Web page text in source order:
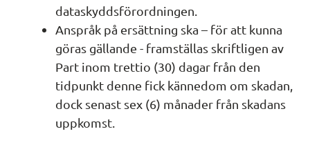
dataskyddsförordningen.
Anspråk på ersättning ska – för att kunna
göras gällande - framställas skriftligen av
Part inom trettio (30) dagar från den
tidpunkt denne fick kännedom om skadan,
dock senast sex (6) månader från skadans
uppkomst.